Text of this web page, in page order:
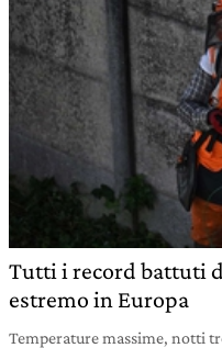
Tutti i record battuti
estremo in Europa
Temperature massime, notti